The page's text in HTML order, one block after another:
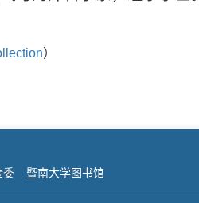
）
委 暨南大学图书馆